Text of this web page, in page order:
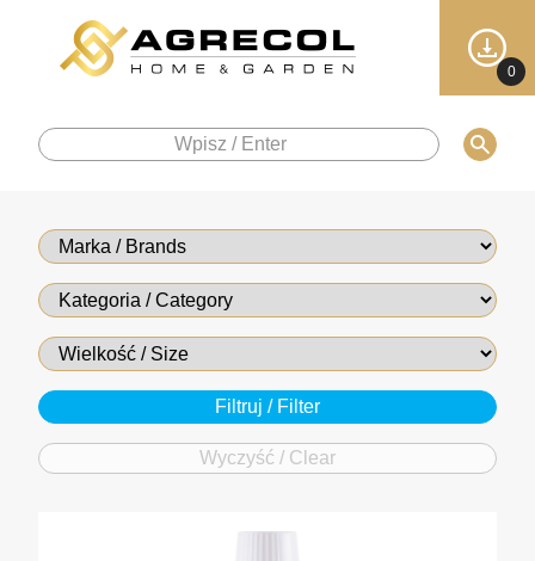
0
Wyczyść / Clear